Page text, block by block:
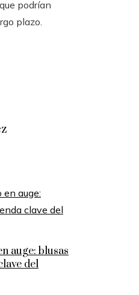
podrían
plazo.
auge: blusas
del